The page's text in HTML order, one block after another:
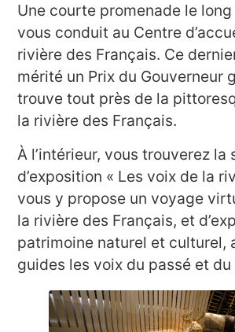
Une courte promenade le
vous conduit au Centre
rivière des Français. Ce
mérité un Prix du Gouverneur
trouve tout près de la
la rivière des Français.
À l’intérieur, vous trouverez la
d’exposition « Les voix de la
vous y propose un voyage
la rivière des Français, et
patrimoine naturel et culturel,
guides les voix du passé et